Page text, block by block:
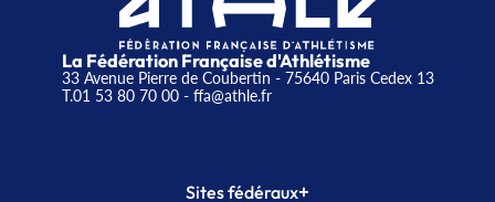
La Fédération Française d'Athlétisme
33 Avenue Pierre de Coubertin - 75640 Paris Cedex 13
T.01 53 80 70 00- ffa@athle.fr
Sites fédéraux+